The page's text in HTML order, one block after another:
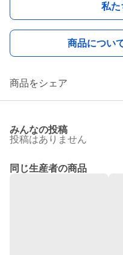
私た
商品につい
商品をシェア
みんなの投稿
投稿はありません
同じ生産者の商品